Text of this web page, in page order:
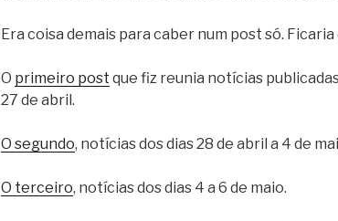
Era coisa demais para caber num post só.
O primeiro post que fiz reunia notícias
27 de abril.
O segundo, notícias dos dias 28 de abril a 4 de
O terceiro, notícias dos dias 4 a 6 de maio.